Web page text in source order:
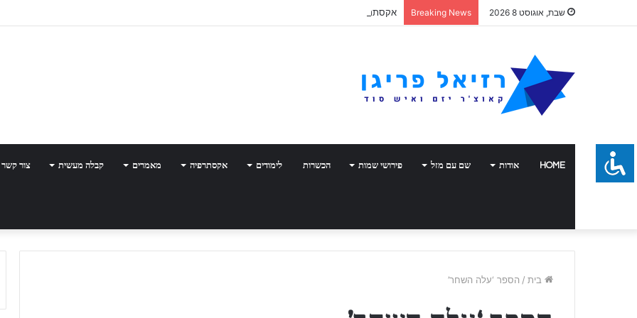
שבת, אוגוסט 8 2026 Breaking News אקסתרפיה
HOME אודות שם עם מזל פירושי שמות הכשרות לימודים אקסתרפיה מאמרים קבלה מעשית צור קשר
בית / הספר ‘עלה השחר’